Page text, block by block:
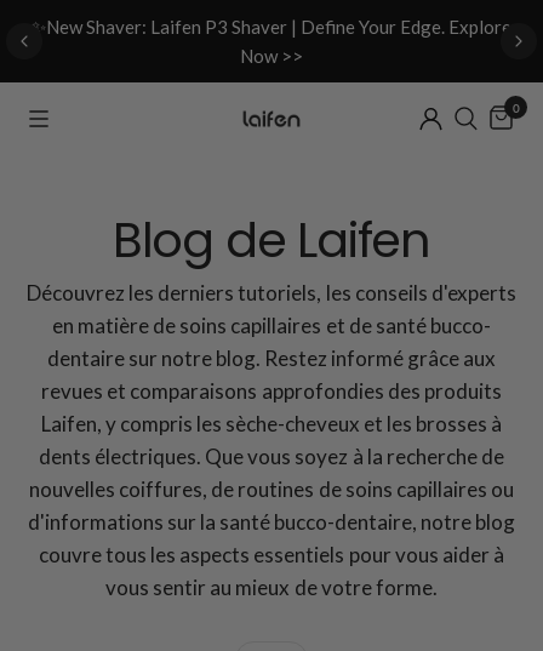
✨New Shaver: Laifen P3 Shaver | Define Your Edge. Explore
Now >>
0
Blog de Laifen
Découvrez les derniers tutoriels, les conseils d'experts
en matière de soins capillaires et de santé bucco-
dentaire sur notre blog. Restez informé grâce aux
revues et comparaisons approfondies des produits
Laifen, y compris les sèche-cheveux et les brosses à
dents électriques. Que vous soyez à la recherche de
nouvelles coiffures, de routines de soins capillaires ou
d'informations sur la santé bucco-dentaire, notre blog
couvre tous les aspects essentiels pour vous aider à
vous sentir au mieux de votre forme.